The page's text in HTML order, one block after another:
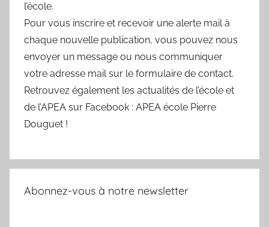
l’école.
Pour vous inscrire et recevoir une alerte mail à
chaque nouvelle publication, vous pouvez nous
envoyer un message ou nous communiquer
votre adresse mail sur le formulaire de contact.
Retrouvez également les actualités de l’école et
de l’APEA sur Facebook : APEA école Pierre
Douguet !
Abonnez-vous à notre newsletter